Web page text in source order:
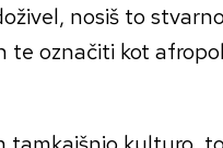
nosiš to
te označiti kot